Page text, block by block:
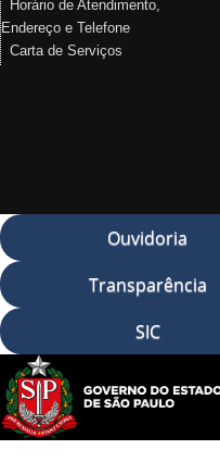
Horário de Atendimento,
Endereço e Telefone
Carta de Serviços
Ouvidoria
Transparência
SIC